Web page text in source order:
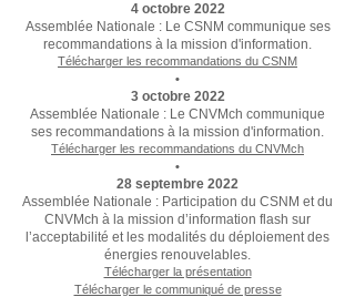
4 octobre 2022
Assemblée Nationale : Le CSNM communique ses
recommandations à la mission d'information.
Télécharger les recommandations du CSNM
•
3 octobre 2022
Assemblée Nationale : Le CNVMch communique
ses recommandations à la mission d'information.
Télécharger les recommandations du CNVMch
•
28 septembre 2022
Assemblée Nationale : Participation du CSNM et du
CNVMch à la mission d’information flash sur
l’acceptabilité et les modalités du déploiement des
énergies renouvelables.
Télécharger la présentation
Télécharger le communiqué de presse